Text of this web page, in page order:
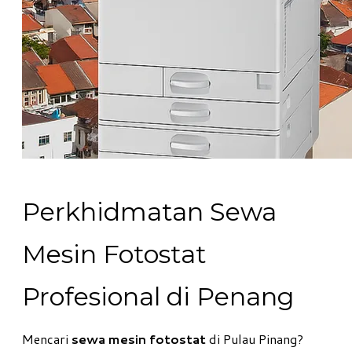
Perkhidmatan Sewa
Mesin Fotostat
Profesional di Penang
Mencari sewa mesin fotostatdi Pulau Pinang?